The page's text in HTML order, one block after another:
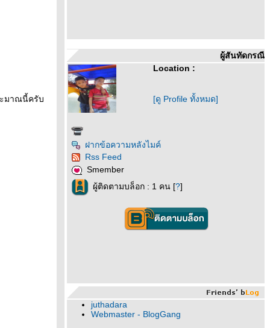
ะมาณนี้ครับ
ผู้สันทัดกรณี
Location :
[ดู Profile ทั้งหมด]
ฝากข้อความหลังไมค์
Rss Feed
Smember
ผู้ติดตามบล็อก : 1 คน [?]
juthadara
Webmaster - BlogGang